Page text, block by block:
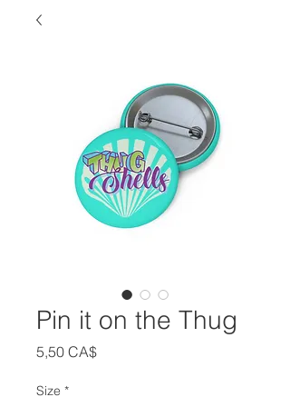
Pin it on the Thug
5,50 CA$Цена
Size *